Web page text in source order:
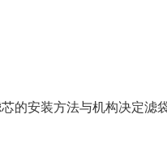
的安装方法与机构决定滤